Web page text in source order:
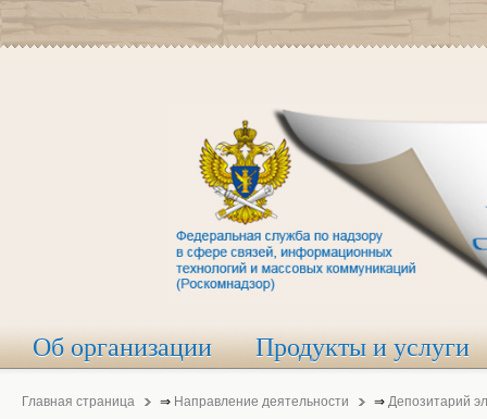
Об организации Продукты и услуги
Главная страница ⇒ Направление деятельности ⇒ Депозитарий